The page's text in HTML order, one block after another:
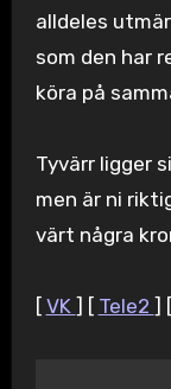
alldeles
som den har
köra på
Tyvärr ligger
men är ni
värt några
[ VK ] [ Tele2 ] [